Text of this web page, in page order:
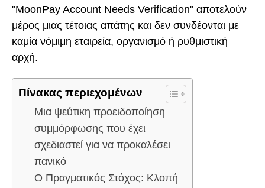
"MoonPay Account Needs Verification" αποτελούν
μέρος μιας τέτοιας απάτης και δεν συνδέονται με
καμία νόμιμη εταιρεία, οργανισμό ή ρυθμιστική
αρχή.
Πίνακας περιεχομένων
Μια ψεύτικη προειδοποίηση
συμμόρφωσης που έχει
σχεδιαστεί για να προκαλέσει
πανικό
Ο Πραγματικός Στόχος: Κλοπή